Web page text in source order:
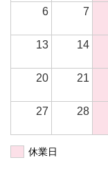
6 7
13 14
20 21
27 28
休業日